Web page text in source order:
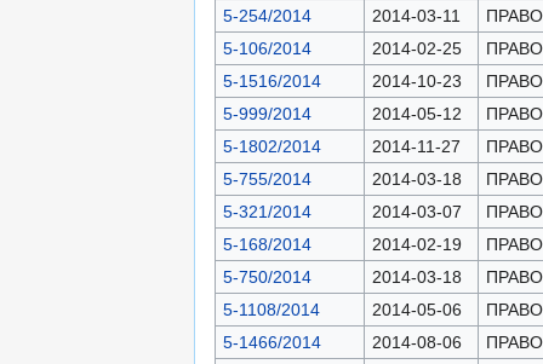
5-254/2014
2014-03-11
5-106/2014
2014-02-25
5-1516/2014
2014-10-23
5-999/2014
2014-05-12
5-1802/2014
2014-11-27
5-755/2014
2014-03-18
5-321/2014
2014-03-07
5-168/2014
2014-02-19
5-750/2014
2014-03-18
5-1108/2014
2014-05-06
5-1466/2014
2014-08-06